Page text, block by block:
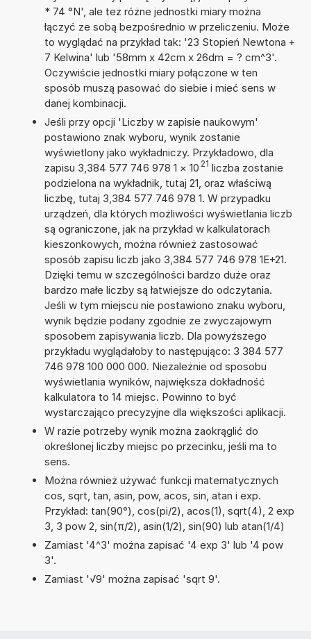
* 74 °N', ale też różne jednostki miary można
łączyć ze sobą bezpośrednio w przeliczeniu. Może
to wyglądać na przykład tak: '23 Stopień Newtona +
7 Kelwina' lub '58mm x 42cm x 26dm = ? cm^3'.
Oczywiście jednostki miary połączone w ten
sposób muszą pasować do siebie i mieć sens w
danej kombinacji.
Jeśli przy opcji 'Liczby w zapisie naukowym'
postawiono znak wyboru, wynik zostanie
wyświetlony jako wykładniczy. Przykładowo, dla
zapisu 3,384 577 746 978 1 × 10 21 liczba zostanie
podzielona na wykładnik, tutaj 21, oraz właściwą
liczbę, tutaj 3,384 577 746 978 1. W przypadku
urządzeń, dla których możliwości wyświetlania liczb
są ograniczone, jak na przykład w kalkulatorach
kieszonkowych, można również zastosować
sposób zapisu liczb jako 3,384 577 746 978 1E+21.
Dzięki temu w szczególności bardzo duże oraz
bardzo małe liczby są łatwiejsze do odczytania.
Jeśli w tym miejscu nie postawiono znaku wyboru,
wynik będzie podany zgodnie ze zwyczajowym
sposobem zapisywania liczb. Dla powyższego
przykładu wyglądałoby to następująco: 3 384 577
746 978 100 000 000. Niezależnie od sposobu
wyświetlania wyników, największa dokładność
kalkulatora to 14 miejsc. Powinno to być
wystarczająco precyzyjne dla większości aplikacji.
W razie potrzeby wynik można zaokrąglić do
określonej liczby miejsc po przecinku, jeśli ma to
sens.
Można również używać funkcji matematycznych
cos, sqrt, tan, asin, pow, acos, sin, atan i exp.
Przykład: tan(90°), cos(pi/2), acos(1), sqrt(4), 2 exp
3, 3 pow 2, sin(π/2), asin(1/2), sin(90) lub atan(1/4)
Zamiast '4^3' można zapisać '4 exp 3' lub '4 pow
3'.
Zamiast '√9' można zapisać 'sqrt 9'.